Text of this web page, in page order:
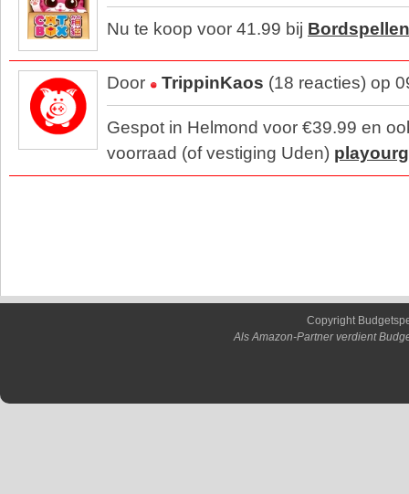
Nu te koop voor 41.99 bij
Door TrippinKaos (18 reacties) op
Gespot in Helmond voor €39.99 en
voorraad (of vestiging Uden)
Copyright
Als Amazon-Partner verdient